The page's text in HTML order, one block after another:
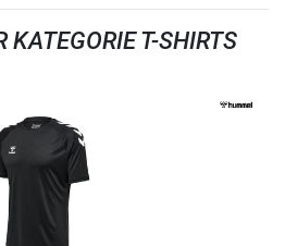
KATEGORIE T-SHIRTS